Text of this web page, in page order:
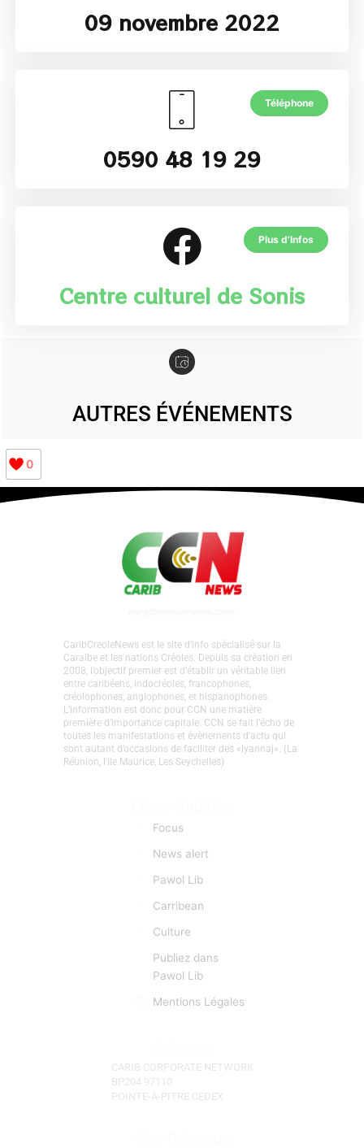
09 novembre 2022
Téléphone
0590 48 19 29
Plus d'Infos
Centre culturel de Sonis
AUTRES ÉVÉNEMENTS
0
CaribCreoleNews est le site d’info spécialisé sur la
Caraïbe et les nations Créoles. Depuis sa création en
2008, l’objectif premier est d’établir un véritable lien
entre caribéens, indocréoles, francophones,
créolophones, anglophones, et hispanophones.
L’information est donc pour CCN une matière
première d’importance capitale. CCN se fait l’écho de
toutes les manifestations et évènements d'actu qui
sont autant d’occasions de faciliter des «lyannaj». (La
Réunion, l'Ile Maurice, Les Seychelles)
Focus
News alert
Pawol Lib
Carribean
Culture
Publiez dans
Pawol Lib
Mentions Légales
CARIB CORPORATE NETWORK
BP204 97110
POINTE-À-PITRE CEDEX